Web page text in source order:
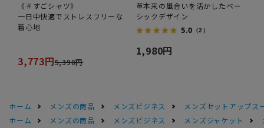
《＃すごシャツ》
一日中快適でストレスフリーな
着心地
3,773円5,390円
革本来の風合いを活かしたベー
シックデザイン
5.0 （2）
1,980円
ホーム メンズの商品 メンズビジネス
メンズセットアップス
ホーム
メンズの商品 メンズビジネス メンズジャケット